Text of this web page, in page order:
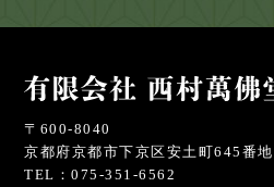
〒600-8040
京都府京都市下京区安土町645番地
TEL：075-351-6562